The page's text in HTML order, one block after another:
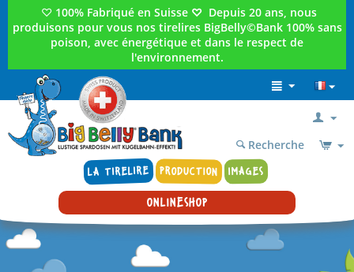
♡ 100% Fabriqué en Suisse ♡ Depuis 20 ans, nous
produisons pour vous nos tirelires BigBelly©Bank 100% sans
poison, avec énergétique et dans le respect de
l'environnement.
LA TIRELIRE PRODUCTION IMAGES
Recherche
ONLINESHOP